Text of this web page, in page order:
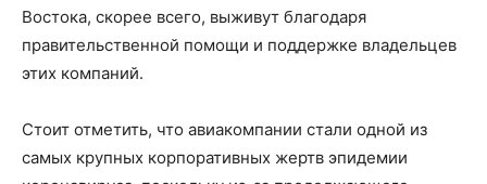
Востока, скорее всего, выживут благодаря
правительственной помощи и поддержке владельцев
этих компаний.
Стоит отметить, что авиакомпании стали одной из
самых крупных корпоративных жертв эпидемии